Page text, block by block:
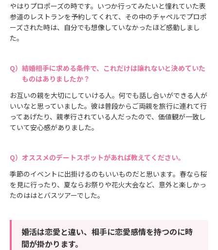
やはりプロポーズの時です。いつか行ってみたいと憧れていた表
参道のレストランを予約してくれて、その中のチャペルでプロポ
ーズされた時は、自分でも想像していなかったほど感動しまし
た。
結婚相手に求める条件で、これだけは譲れないと決めていた
ものはありましたか？
お互いの親を大切にしていける人。何でも話し合いができる人が
いいなと思っていました。彼は普段からご両親を旅行に連れて行
ってあげたり、親孝行されている人だったので、価値観が一致し
ていて安心感がありました。
オススメのデートスポットがあれば教えてください。
季節のイベントに出掛けるのもいいものだと思います。春なら桜
を見に行ったり、夏ならお祭りや花火大会など、意外と楽しかっ
たのははとバスツアーでした。
婚活は恋愛と違い、相手に恋愛感情を持つのに時
間が掛かります。